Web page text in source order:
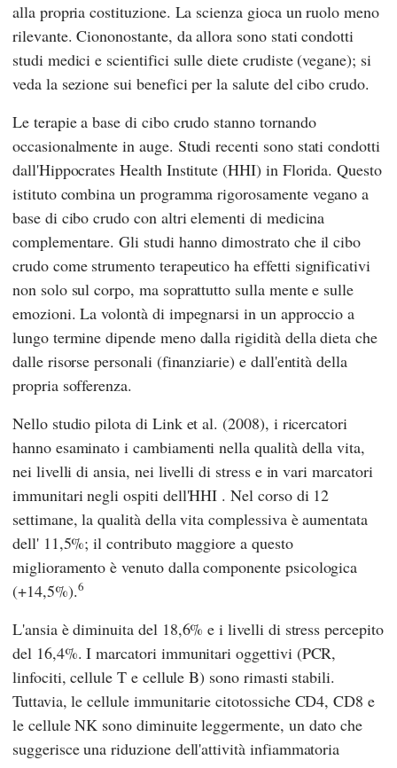
alla propria costituzione. La scienza gioca un ruolo meno
rilevante. Ciononostante, da allora sono stati condotti
studi medici e scientifici sulle diete crudiste (vegane); si
veda la sezione sui benefici per la salute del cibo crudo.
Le terapie a base di cibo crudo stanno tornando
occasionalmente in auge. Studi recenti sono stati condotti
dall'HippocratesHealth Institute (HHI) in Florida. Questo
istituto combina un programma rigorosamente vegano a
base di cibo crudo con altri elementi di medicina
complementare. Gli studi hanno dimostrato che il cibo
crudo come strumento terapeutico ha effetti significativi
non solo sul corpo, ma soprattutto sulla mente e sulle
emozioni. La volontà di impegnarsi in un approccio a
lungo termine dipende meno dalla rigidità della dieta che
dalle risorse personali (finanziarie) e dall'entità della
propria sofferenza.
Nello studio pilota di Linket al. (2008), i ricercatori
hanno esaminato i cambiamenti nella qualità della vita,
nei livelli di ansia, nei livelli di stress e in vari marcatori
immunitari negli ospiti dell'HHI . Nel corso di 12
settimane, la qualità della vita complessiva è aumentata
dell' 11,5%; il contributo maggiore a questo
miglioramento è venuto dalla componente psicologica
(+14,5%).6
L'ansia è diminuita del 18,6% e i livelli di stress percepito
del 16,4%. I marcatori immunitari oggettivi (PCR,
linfociti, cellule T e cellule B) sono rimasti stabili.
Tuttavia, le cellule immunitarie citotossiche CD4, CD8 e
le cellule NK sono diminuite leggermente, un dato che
suggerisce una riduzione dell'attività infiammatoria